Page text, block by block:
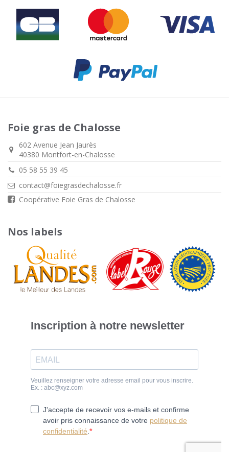
Foie gras de Chalosse
602 Avenue Jean Jaurès
40380 Montfort-en-Chalosse
05 58 55 39 45
contact@foiegrasdechalosse.fr
Coopérative Foie Gras de Chalosse
Nos labels